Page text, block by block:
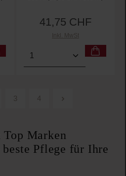
den gewünschten Wert ein
Regulärer Preis:
41,75 CHF
Inkl. MwSt
Produkt Anzahl: Gib
Seite
3 4
Marken
Pflege für Ihre